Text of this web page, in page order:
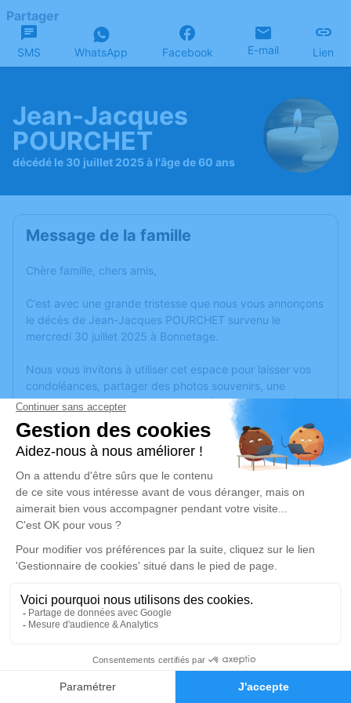
Faire-part Hommages
Partager
SMS WhatsApp Facebook E-mail Lien
Jean-Jacques
POURCHET
décédé le 30 juillet 2025 à l'âge de 60 ans
Message de la famille
Chère famille, chers amis,
C’est avec une grande tristesse que nous vous annonçons
le décès de Jean-Jacques POURCHET survenu le
mercredi 30 juillet 2025 à Bonnetage.
Nous vous invitons à utiliser cet espace pour laisser vos
condoléances, partager des photos souvenirs, une
anecdote ou exprimer vos pensées à travers des poèmes
ou des textes. Cet endroit est un lieu d'expression dédié à
honorer la mémoire de Jean-Jacques POURCHET.
Un service de plantation d’arbre hommage estdisponible
lundi 04 août 2025 à 14h30
Église de La Chaux
25650 La Chaux
Je rends hommage